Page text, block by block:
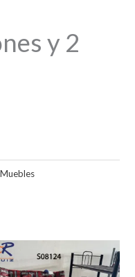
y 2
Muebles